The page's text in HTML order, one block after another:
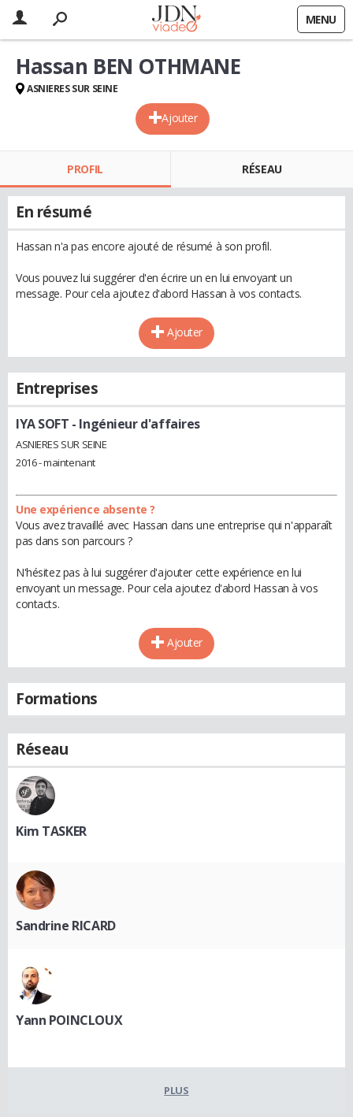
MENU
Ajouter
Hassan BEN OTHMANE
ASNIERES SUR SEINE
PROFIL RÉSEAU
En résumé
Hassan n'a pas encore ajouté de résumé à son profil.
Vous pouvez lui suggérer d'en écrire un en lui envoyant un
message. Pour cela ajoutez d'abord Hassan à vos contacts.
Ajouter
Entreprises
IYA SOFT - Ingénieur d'affaires
ASNIERES SUR SEINE
2016 - maintenant
Une expérience absente ?
Vous avez travaillé avec Hassan dans une entreprise qui n'apparaît
pas dans son parcours ?
N'hésitez pas à lui suggérer d'ajouter cette expérience en lui
envoyant un message. Pour cela ajoutez d'abord Hassan à vos
contacts.
Ajouter
Formations
Réseau
Kim TASKER
Sandrine RICARD
Yann POINCLOUX
PLUS